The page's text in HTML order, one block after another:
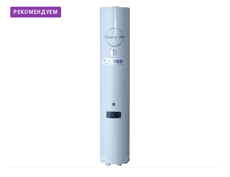
РЕКОМЕНДУЕМ